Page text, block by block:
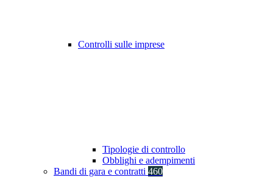
Controlli sulle imprese
Tipologie di controllo
Obblighi e adempimenti
Bandi di gara e contratti 460